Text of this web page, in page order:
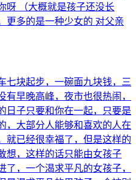
呀 （大概就是孩子还没长
更多的是一种少女的 对父亲
七块起步，一碗面九块钱，三
早晚高峰，夜市也很热闹，
日子只要和你在一起，只要是
，大部分人能够和喜欢的人在
就已经很幸福了，但是这样的
想，这样的话只能由女孩子
，一个渴求平凡的女孩子，